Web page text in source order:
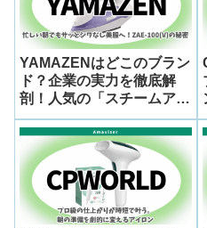
YAMAZENはどこのブラン
ド？企業の実力を徹底解
剖！人気の「スチームアイ
ロン ZAE-100(V)」を深掘
り紹介